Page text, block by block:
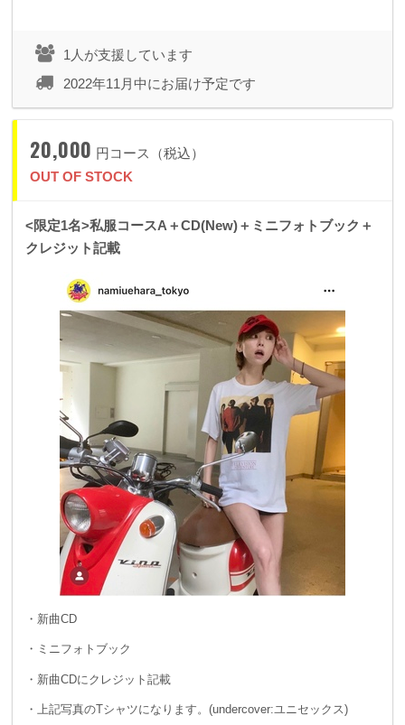
1人が支援しています
2022年11月中にお届け予定です
20,000 円コース（税込）
OUT OF STOCK
<限定1名>私服コースA＋CD(New)＋ミニフォトブック＋
クレジット記載
・新曲CD
・ミニフォトブック
・新曲CDにクレジット記載
・上記写真のTシャツになります。(undercover:ユニセックス)